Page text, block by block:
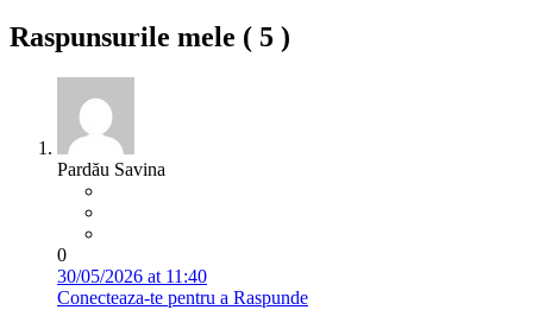
Raspunsurile mele ( 5 )
Pardău Savina
0
30/05/2026 at 11:40
Conecteaza-te pentru a Raspunde